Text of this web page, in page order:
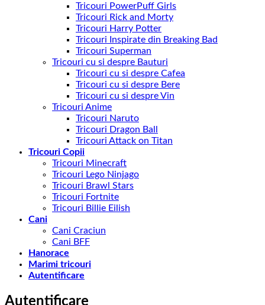
Tricouri PowerPuff Girls
Tricouri Rick and Morty
Tricouri Harry Potter
Tricouri Inspirate din Breaking Bad
Tricouri Superman
Tricouri cu si despre Bauturi
Tricouri cu si despre Cafea
Tricouri cu si despre Bere
Tricouri cu si despre Vin
Tricouri Anime
Tricouri Naruto
Tricouri Dragon Ball
Tricouri Attack on Titan
Tricouri Copii
Tricouri Minecraft
Tricouri Lego Ninjago
Tricouri Brawl Stars
Tricouri Fortnite
Tricouri Billie Eilish
Cani
Cani Craciun
Cani BFF
Hanorace
Marimi tricouri
Autentificare
Autentificare